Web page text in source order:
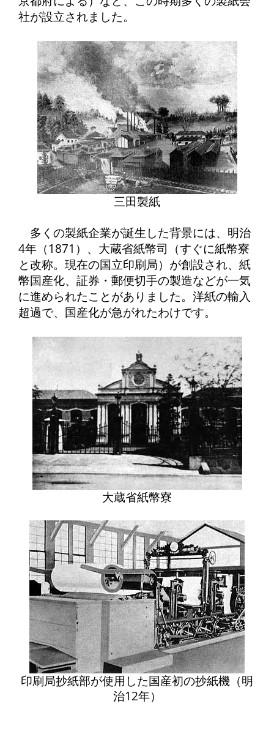
社が設立されました。
三田製紙
多くの製紙企業が誕生した背景には、明治
4年（1871）、大蔵省紙幣司（すぐに紙幣寮
と改称。現在の国立印刷局）が創設され、紙
幣国産化、証券・郵便切手の製造などが一気
に進められたことがありました。洋紙の輸入
超過で、国産化が急がれたわけです。
大蔵省紙幣寮
印刷局抄紙部が使用した国産初の抄紙機（明
治12年）